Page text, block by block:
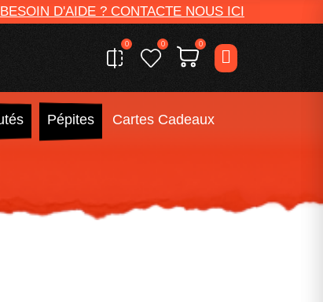
BESOIN D'AIDE ? CONTACTE NOUS ICI
0 0 0
Pépites Cartes Cadeaux